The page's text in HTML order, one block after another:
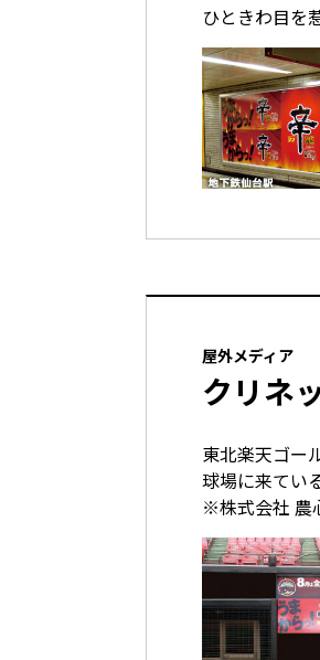
ひときわ目を
屋外メディア
クリネ
東北楽天ゴー
球場に来てい
※株式会社 農